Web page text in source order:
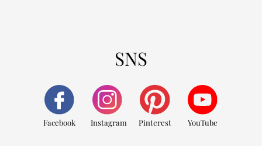
SNS
Facebook Instagram Pinterest YouTube